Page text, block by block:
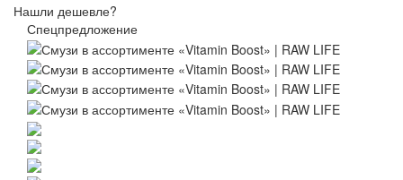
Нашли дешевле?
Спецпредложение